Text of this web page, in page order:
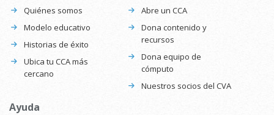
Quiénes somos
Modelo educativo
Historias de éxito
Ubica tu CCA más
cercano
Abre un CCA
Dona contenido y
recursos
Dona equipo de
cómputo
Nuestros socios del CVA
Ayuda